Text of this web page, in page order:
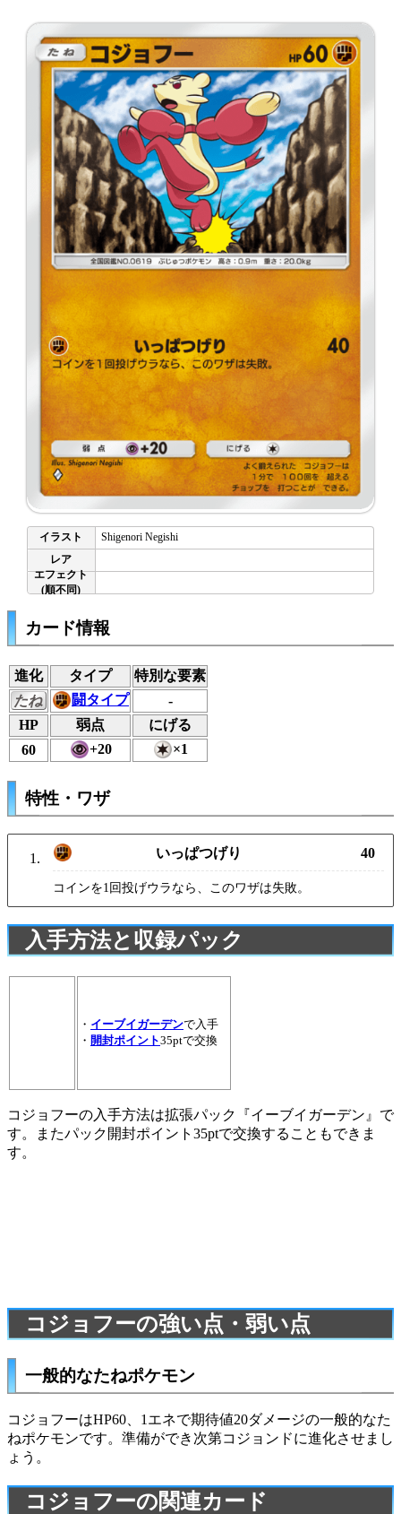
Shigenori Negishi
カード情報
進化 タイプ
特別な要素
たね
闘タイプ
-
HP
弱点
にげる
60
+20 ×1
特性・ワザ
いっぱつげり 40
コインを1回投げウラなら、このワザは失敗。
入手方法と収録パック
・ イーブイガーデンで入手
・ 開封ポイント35ptで交換
コジョフーの入手方法は拡張パック『イーブイガーデン』で
す。またパック開封ポイント35ptで交換することもできま
す。
コジョフーの強い点・弱い点
一般的なたねポケモン
コジョフーはHP60、1エネで期待値20ダメージの一般的なた
ねポケモンです。準備ができ次第コジョンドに進化させまし
ょう。
コジョフーの関連カード